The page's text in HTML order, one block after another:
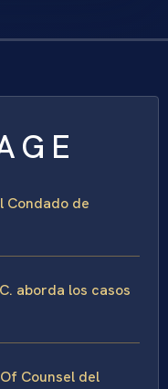
Condado de
aborda los casos
Counsel del